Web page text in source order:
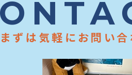
まずは気軽にお問い